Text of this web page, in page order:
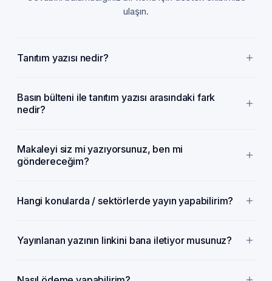
ulaşın.
Tanıtım yazısı nedir?
Basın bülteni ile tanıtım yazısı arasındaki fark
nedir?
Makaleyi siz mi yazıyorsunuz, ben mi
göndereceğim?
Hangi konularda / sektörlerde yayın yapabilirim?
Yayınlanan yazının linkini bana iletiyor musunuz?